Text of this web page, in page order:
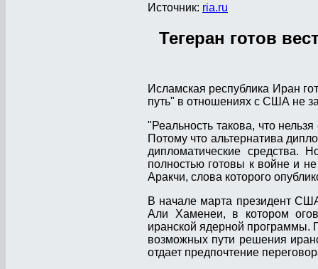
Источник: ria.ru
Тегеран готов
Исламская республика Иран
путь" в отношениях с США не
"Реальность такова, что
Потому что альтернатива
дипломатические
полностью готовы к войне и
Аракчи, слова которого
В начале марта президент
Али Хаменеи, в котором
иранской ядерной программы.
возможных пути решения
отдает предпочтение